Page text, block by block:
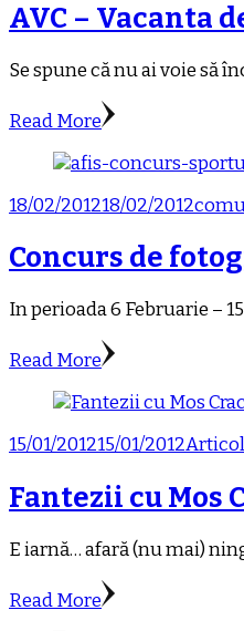
AVC – Vacanta
Se spune că nu ai voie să
Read More
18/02/201218/02/2012
Concurs de
In perioada 6 Februarie –
Read More
15/01/201215/01/2012
Fantezii cu Mos
E iarnă… afară (nu mai)
Read More